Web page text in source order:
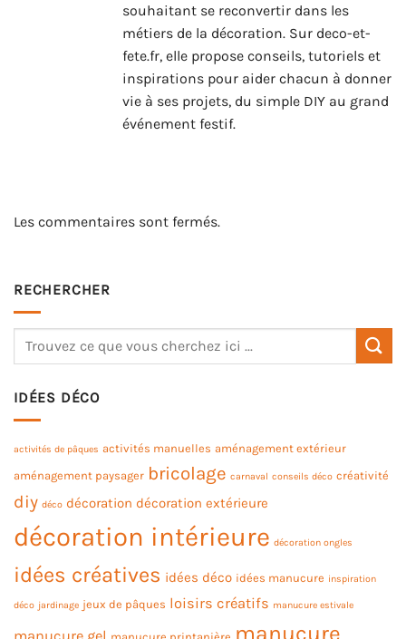
souhaitant se reconvertir dans les
métiers de la décoration. Sur deco-et-
fete.fr, elle propose conseils, tutoriels et
inspirations pour aider chacun à donner
vie à ses projets, du simple DIY au grand
événement festif.
Les commentaires sont fermés.
RECHERCHER
IDÉES DÉCO
activités de pâques activités manuelles aménagement extérieur
aménagement paysager bricolage carnaval conseils déco créativité
diy déco décoration décoration extérieure
décoration intérieure décoration ongles
idées créatives idées déco idées manucure inspiration
déco jardinage jeux de pâques loisirs créatifs manucure estivale
manucure gel
manucure